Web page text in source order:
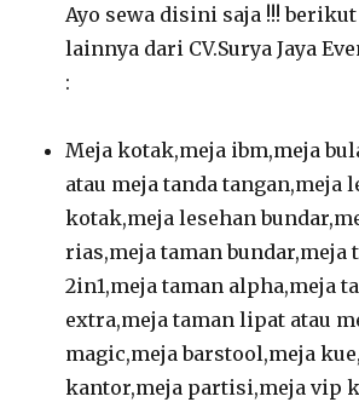
Ayo sewa disini saja !!!
lainnya dari CV.Surya Jaya
:
Meja kotak,meja ibm,meja
atau meja tanda tangan,meja
kotak,meja lesehan
rias,meja taman bundar,meja
2in1,meja taman alpha,meja
extra,meja taman lipat atau
magic,meja barstool,meja
kantor,meja partisi,meja vip